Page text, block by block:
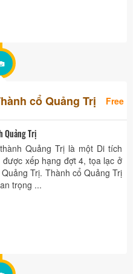
cổ Quảng Trị
Quảng Trị
Quảng Trị là một Di tích
xếp hạng đợt 4, tọa lạc ở
Trị. Thành cổ Quảng Trị
trọng ...